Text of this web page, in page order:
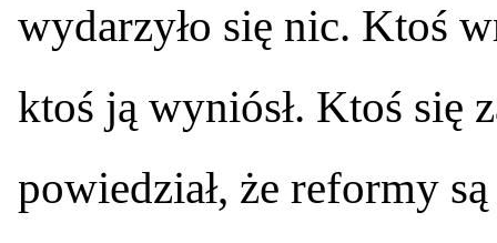
wydarzyło się nic. Ktoś
ktoś ją wyniósł. Ktoś się
powiedział, że reformy